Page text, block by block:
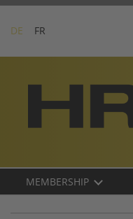
Skip
content
DE FR
Main
MEMBERSHIP